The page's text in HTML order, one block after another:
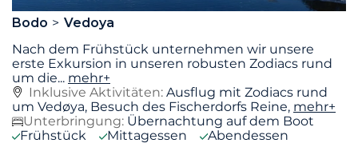
Bodo
Vedoya
Nach dem Frühstück unternehmen wir unsere
erste Exkursion in unseren robusten Zodiacs rund
um die... mehr+
Inklusive Aktivitäten: Ausflug mit Zodiacs rund
um Vedøya, Besuch des Fischerdorfs Reine, mehr+
Unterbringung: Übernachtung auf dem Boot
Frühstück
Mittagessen Abendessen